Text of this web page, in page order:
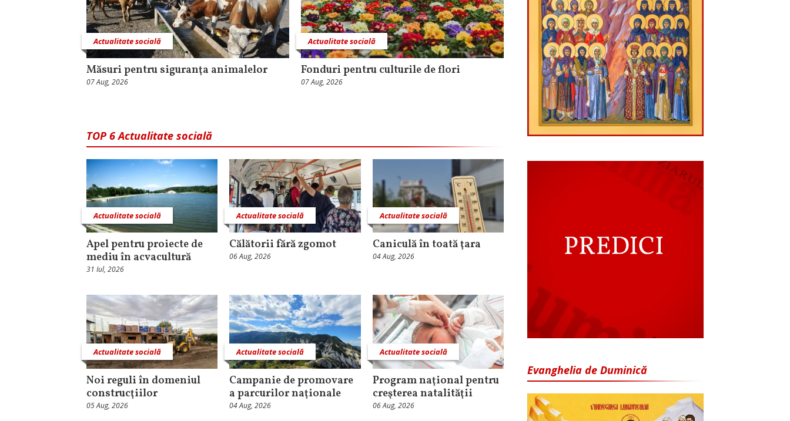
Actualitate socială
Măsuri pentru siguranţa animalelor
07 Aug, 2026
Actualitate socială
Fonduri pentru culturile de flori
07 Aug, 2026
TOP 6 Actualitate socială
Actualitate socială
Apel pentru proiecte de
mediu în acvacultură
31 Iul, 2026
Actualitate socială
Călătorii fără zgomot
06 Aug, 2026
Actualitate socială
Caniculă în toată ţara
04 Aug, 2026
Actualitate socială
Noi reguli în domeniul
construcţiilor
05 Aug, 2026
Actualitate socială
Campanie de promovare
a parcurilor naţionale
04 Aug, 2026
Actualitate socială
Program naţional pentru
creşterea natalităţii
06 Aug, 2026
Evanghelia de Duminică